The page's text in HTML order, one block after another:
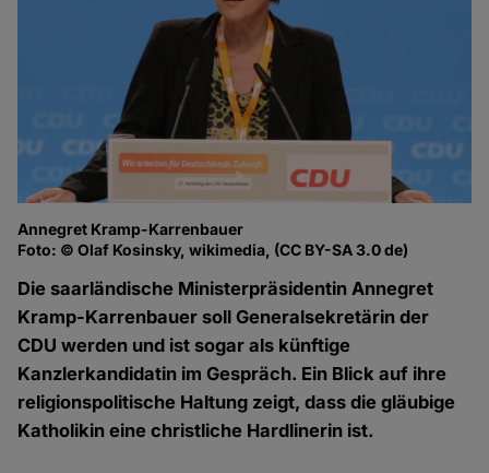
Annegret Kramp-Karrenbauer
Foto: © Olaf Kosinsky, wikimedia, (CC BY-SA 3.0 de)
Die saarländische Ministerpräsidentin Annegret
Kramp-Karrenbauer soll Generalsekretärin der
CDU werden und ist sogar als künftige
Kanzlerkandidatin im Gespräch. Ein Blick auf ihre
religionspolitische Haltung zeigt, dass die gläubige
Katholikin eine christliche Hardlinerin ist.